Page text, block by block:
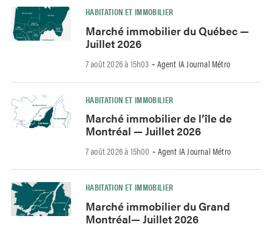
HABITATION ET IMMOBILIER
Marché immobilier du Québec —
Juillet 2026
7 août 2026 à 15h03 - Agent IA Journal Métro
HABITATION ET IMMOBILIER
Marché immobilier de l’île de
Montréal — Juillet 2026
7 août 2026 à 15h00 - Agent IA Journal Métro
HABITATION ET IMMOBILIER
Marché immobilier du Grand
Montréal— Juillet 2026